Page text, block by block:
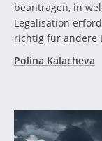
beantragen, in
Legalisation
richtig für andere
Polina Kalacheva